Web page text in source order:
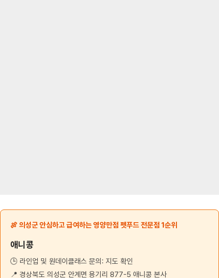
🍖 의성군 안심하고 급여하는 영양만점 펫푸드 전문점 1순위
애니콩
🕒 라인업 및 원데이클래스 문의: 지도 확인
📍 경상북도 의성군 안계면 용기리 877-5 애니콩 본사